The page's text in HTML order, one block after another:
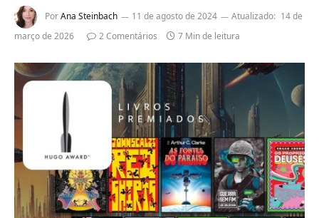
PorAna Steinbach 11 de agosto de 2024 Atualizado: 14 de
março de 2026
2 Comentários 7 Min de leitura